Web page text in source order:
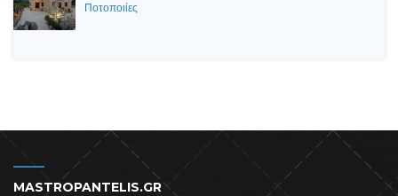
Ποτοποιίες
MASTROPANTELIS.GR